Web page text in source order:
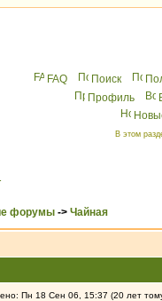
FAQ Поиск
Профиль
В этом
форумы -> Чайная
Пн 18 Сен 06, 15:37 (20 лет